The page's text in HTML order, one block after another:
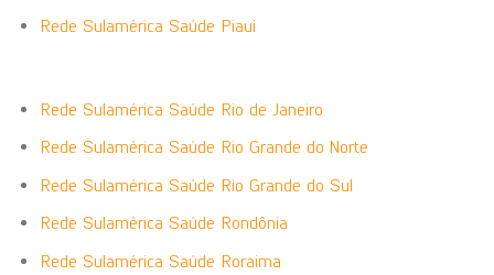
Rede Sulamérica Saúde Piauí
Rede Sulamérica Saúde Rio de Janeiro
Rede Sulamérica Saúde Rio Grande do Norte
Rede Sulamérica Saúde Rio Grande do Sul
Rede Sulamérica Saúde Rondônia
Rede Sulamérica Saúde Roraima